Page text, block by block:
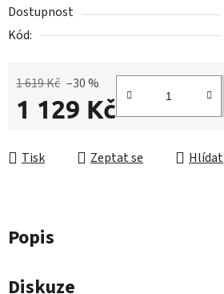
Dostupnost
Kód:
1 619 Kč –30 %
1 129 Kč
Tisk Zeptat se Hlídat
Popis
Diskuze